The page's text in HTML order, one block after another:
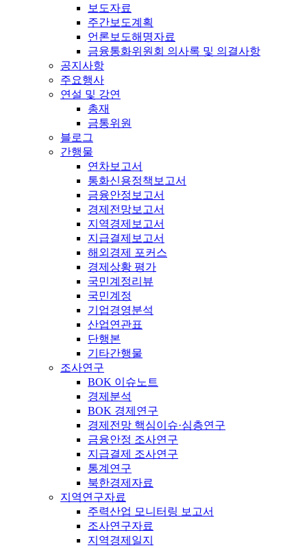
보도자료
주간보도계획
언론보도해명자료
금융통화위원회 의사록 및 의결사항
공지사항
주요행사
연설 및 강연
총재
금통위원
블로그
간행물
연차보고서
통화신용정책보고서
금융안정보고서
경제전망보고서
지역경제보고서
지급결제보고서
해외경제 포커스
경제상황 평가
국민계정리뷰
국민계정
기업경영분석
산업연관표
단행본
기타간행물
조사연구
BOK 이슈노트
경제분석
BOK 경제연구
경제전망 핵심이슈·심층연구
금융안정 조사연구
지급결제 조사연구
통계연구
북한경제자료
지역연구자료
주력산업 모니터링 보고서
조사연구자료
지역경제일지